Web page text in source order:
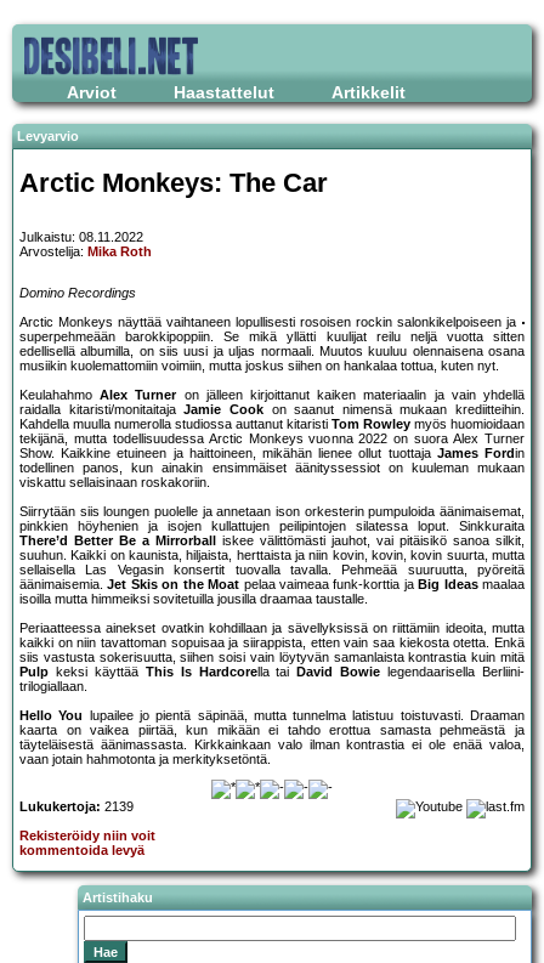
Arviot Haastattelut Artikkelit
Levyarvio
Arctic Monkeys: The Car
Julkaistu: 08.11.2022
Arvostelija: Mika Roth
Domino Recordings
Arctic Monkeys näyttää vaihtaneen lopullisesti rosoisen rockin salonkikelpoiseen ja
superpehmeään barokkipoppiin. Se mikä yllätti kuulijat reilu neljä vuotta sitten
edellisellä albumilla, on siis uusi ja uljas normaali. Muutos kuuluu olennaisena osana
musiikin kuolemattomiin voimiin, mutta joskus siihen on hankalaa tottua, kuten nyt.
KeulahahmoAlex Turneron jälleen kirjoittanut kaiken materiaalin ja vain yhdellä
raidalla kitaristi/monitaitajaJamie Cookon saanut nimensä mukaan krediitteihin.
Kahdella muulla numerolla studiossa auttanut kitaristi Tom Rowley myös huomioidaan
tekijänä, mutta todellisuudessa Arctic Monkeys vuonna 2022 on suora Alex Turner
Show. Kaikkine etuineen ja haittoineen, mikähän lienee ollut tuottaja James Fordin
todellinen panos, kun ainakin ensimmäiset äänityssessiot on kuuleman mukaan
viskattu sellaisinaan roskakoriin.
Siirrytään siis loungen puolelle ja annetaan ison orkesterin pumpuloida äänimaisemat,
pinkkien höyhenien ja isojen kullattujen peilipintojen silatessa loput. Sinkkuraita
There’d Better Be a Mirrorball
iskee välittömästi jauhot, vai pitäisikö sanoa silkit,
suuhun. Kaikki on kaunista, hiljaista, herttaista ja niin kovin, kovin, kovin suurta, mutta
sellaisella Las Vegasin konsertit tuovalla tavalla. Pehmeää suuruutta, pyöreitä
äänimaisemia.Jet Skis on the Moat pelaa vaimeaa funk-korttia ja Big Ideasmaalaa
isoilla mutta himmeiksi sovitetuilla jousilla draamaa taustalle.
Periaatteessa ainekset ovatkin kohdillaan ja sävellyksissä on riittämiin ideoita, mutta
kaikki on niin tavattoman sopuisaa ja siirappista, etten vain saa kiekosta otetta. Enkä
siis vastusta sokerisuutta, siihen soisi vain löytyvän samanlaista kontrastia kuin mitä
Pulp keksi käyttää This Is Hardcorella tai David Bowie legendaarisella Berliini-
trilogiallaan.
Hello You
lupailee jo pientä säpinää, mutta tunnelma latistuu toistuvasti. Draaman
kaarta on vaikea piirtää, kun mikään ei tahdo erottua samasta pehmeästä ja
täyteläisestä äänimassasta. Kirkkainkaan valo ilman kontrastia ei ole enää valoa,
vaan jotain hahmotonta ja merkityksetöntä.
Lukukertoja: 2139
Rekisteröidy niin voit
kommentoida levyä
Artistihaku